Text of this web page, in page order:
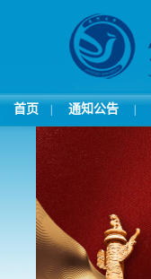
首页 通知公告